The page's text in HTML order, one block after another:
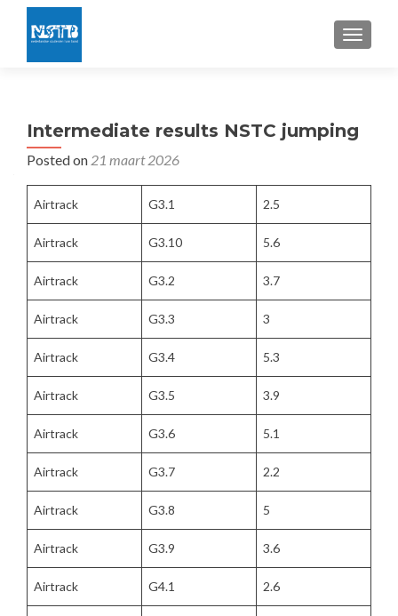
Intermediate results NSTC jumping
Posted on 21 maart 2026
Airtrack G3.1 2.5
Airtrack G3.10 5.6
Airtrack G3.2 3.7
Airtrack G3.3 3
Airtrack G3.4 5.3
Airtrack G3.5 3.9
Airtrack G3.6 5.1
Airtrack G3.7 2.2
Airtrack G3.8 5
Airtrack G3.9 3.6
Airtrack G4.1 2.6